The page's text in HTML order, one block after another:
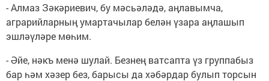
- Алмаз Зәкәриевич, бу мәсьәләдә, аңлавымча,
аграрийларның умартачылар белән үзара аңлашып
эшләүләре мөһим.
- Әйе, нәкъ менә шулай. Безнең ватсапта үз группабыз
бар һәм хәзер без, барысы да хәбәрдар булып торсын